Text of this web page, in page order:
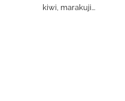
kiwi, marakuji...